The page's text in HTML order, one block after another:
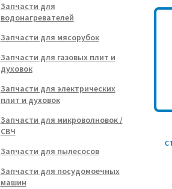
Запчасти для
водонагревателей
Запчасти для мясорубок
Запчасти для газовых плит и
духовок
Запчасти для электрических
плит и духовок
Запчасти для микроволновок /
СВЧ
Запчасти для пылесосов
Запчасти для посудомоечных
машин